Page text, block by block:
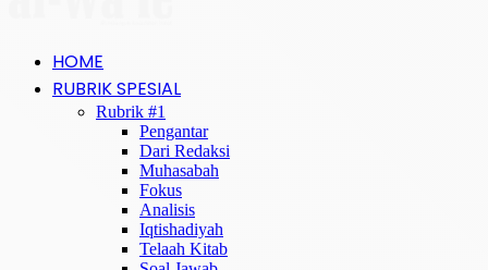
HOME
RUBRIK SPESIAL
Rubrik #1
Pengantar
Dari Redaksi
Muhasabah
Fokus
Analisis
Iqtishadiyah
Telaah Kitab